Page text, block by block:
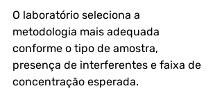
O laboratório seleciona a
metodologia mais adequada
conforme o tipo de amostra,
presença de interferentes e faixa de
concentração esperada.